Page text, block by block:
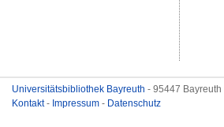
Universitätsbibliothek Bayreuth - 95447
Kontakt- Impressum - Datenschutz